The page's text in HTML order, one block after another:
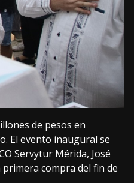
de pesos en
El evento inaugural se
Servytur Mérida, José
compra del fin de